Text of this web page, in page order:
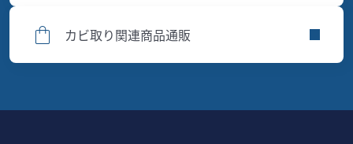
カビ取り関連商品通販